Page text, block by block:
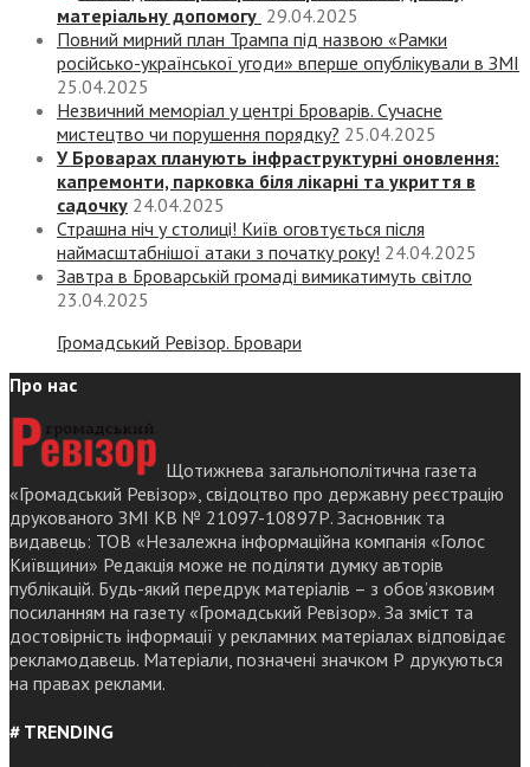
матеріальну допомогу 29.04.2025
Повний мирний план Трампа під назвою «‎Рамки
російсько-української угоди» вперше опублікували в ЗМІ
25.04.2025
Незвичний меморіал у центрі Броварів. Сучасне
мистецтво чи порушення порядку? 25.04.2025
У Броварах планують інфраструктурні оновлення:
капремонти, парковка біля лікарні та укриття в
садочку 24.04.2025
Страшна ніч у столиці! Київ оговтується після
наймасштабнішої атаки з початку року! 24.04.2025
Завтра в Броварській громаді вимикатимуть світло
23.04.2025
Громадський Ревізор. Бровари
Про нас
Щотижнева загальнополітична газета
«Громадський Ревізор», свідоцтво про державну реєстрацію
друкованого ЗМІ КВ № 21097-10897Р. Засновник та
видавець: ТОВ «Незалежна інформаційна компанія «Голос
Київщини» Редакція може не поділяти думку авторів
публікацій. Будь-який передрук матеріалів – з обов’язковим
посиланням на газету «Громадський Ревізор». За зміст та
достовірність інформації у рекламних матеріалах відповідає
рекламодавець. Матеріали, позначені значком Р друкуються
на правах реклами.
# TRENDING